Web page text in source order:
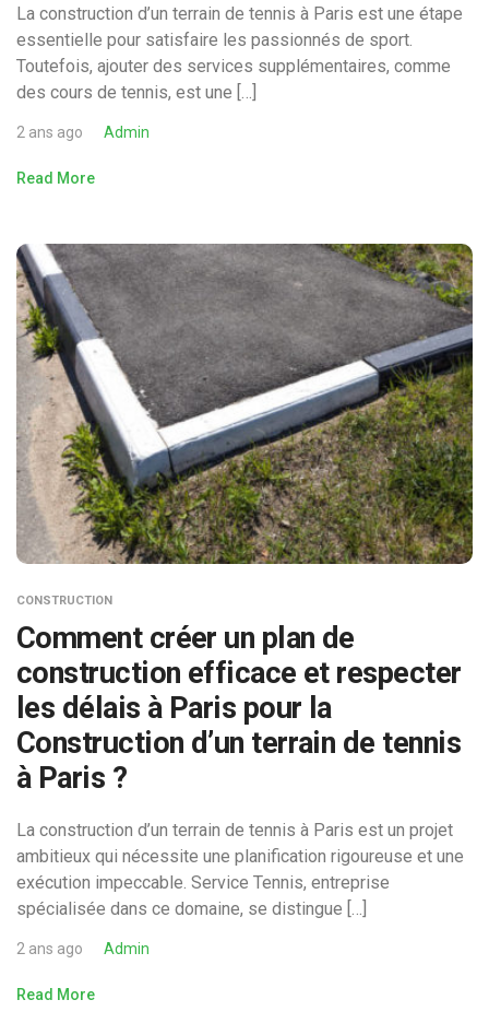
La construction d’un terrain de tennis à Paris est une étape
essentielle pour satisfaire les passionnés de sport.
Toutefois, ajouter des services supplémentaires, comme
des cours de tennis, est une […]
2 ans ago Admin
Read More
CONSTRUCTION
Comment créer un plan de
construction efficace et respecter
les délais à Paris pour la
Construction d’un terrain de tennis
à Paris ?
La construction d’un terrain de tennis à Paris est un projet
ambitieux qui nécessite une planification rigoureuse et une
exécution impeccable. Service Tennis, entreprise
spécialisée dans ce domaine, se distingue […]
2 ans ago Admin
Read More